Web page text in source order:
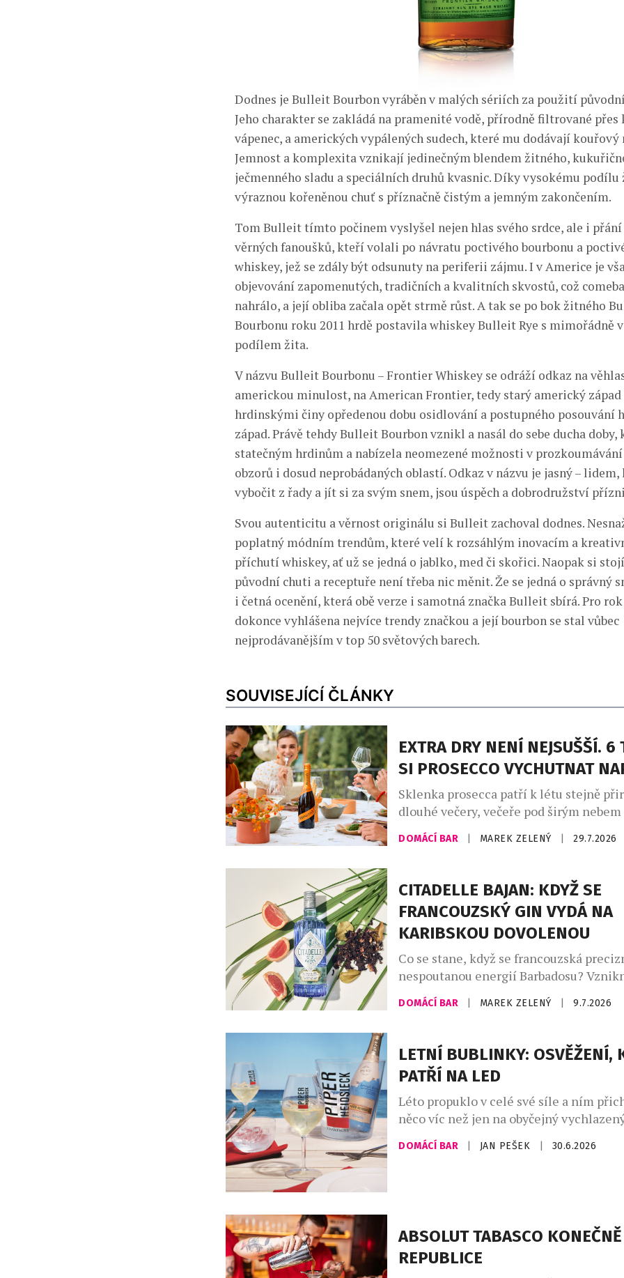
Dodnes je Bulleit Bourbon vyráběn v malých sériích za použití
Jeho charakter se zakládá na pramenité vodě, přírodně filtrované přes
vápenec, a amerických vypálených sudech, které mu dodávají kouřový
Jemnost a komplexita vznikají jedinečným blendem žitného,
ječmenného sladu a speciálních druhů kvasnic. Díky vysokému podílu
výraznou kořeněnou chuť s příznačně čistým a jemným zakončením.
Tom Bulleit tímto počinem vyslyšel nejen hlas svého srdce, ale i přání
věrných fanoušků, kteří volali po návratu poctivého bourbonu a
whiskey, jež se zdály být odsunuty na periferii zájmu. I v Americe je
objevování zapomenutých, tradičních a kvalitních skvostů, což
nahrálo, a její obliba začala opět strmě růst. A tak se po bok žitného
Bourbonu roku 2011 hrdě postavila whiskey Bulleit Rye s mimořádně
podílem žita.
V názvu Bulleit Bourbonu – Frontier Whiskey se odráží odkaz na
americkou minulost, na American Frontier, tedy starý americký západ
hrdinskými činy opředenou dobu osidlování a postupného posouvání
západ. Právě tehdy Bulleit Bourbon vznikl a nasál do sebe ducha doby,
statečným hrdinům a nabízela neomezené možnosti v prozkoumávání
obzorů i dosud neprobádaných oblastí. Odkaz v názvu je jasný – lidem,
vybočit z řady a jít si za svým snem, jsou úspěch a dobrodružství
Svou autenticitu a věrnost originálu si Bulleit zachoval dodnes.
poplatný módním trendům, které velí k rozsáhlým inovacím a
příchutí whiskey, ať už se jedná o jablko, med či skořici. Naopak si stojí
původní chuti a receptuře není třeba nic měnit. Že se jedná o správný
i četná ocenění, která obě verze i samotná značka Bulleit sbírá. Pro rok
dokonce vyhlášena nejvíce trendy značkou a její bourbon se stal vůbec
nejprodávanějším v top 50 světových barech.
SOUVISEJÍCÍ ČLÁNKY
EXTRA DRY NENÍ NEJSUŠŠÍ. 6
SI PROSECCO VYCHUTNAT
Sklenka prosecca patří k létu stejně
dlouhé večery, večeře pod širým nebem
setkání s přáteli. Své pevné místo si
našich skleničkách. Česká republika je
jemně perlivého frizzante jí patří
místo. Mezinárodní den prosecca, který
připadá na […]
DOMÁCÍ BAR MAREK ZELENÝ 29.7.2026
CITADELLE BAJAN: KDYŽ SE
FRANCOUZSKÝ GIN VYDÁ NA
KARIBSKOU DOVOLENOU
Co se stane, když se francouzská
nespoutanou energií Barbadosu?
Bajan – limitovaná edice ginu, která
francouzská elegance si umí zout boty a
ostrova, kde se zrodil rum. Výsledkem je
nejzajímavějších novinek letošního
DOMÁCÍ BAR MAREK ZELENÝ 9.7.2026
LETNÍ BUBLINKY: OSVĚŽENÍ,
PATŘÍ NA LED
Léto propuklo v celé své síle a ním
něco víc než jen na obyčejný vychlazený
Champagne Riviera Demi Sec a Anna
Ice Edition ukazují, že šumivá vína
DOMÁCÍ BAR JAN PEŠEK 30.6.2026
ABSOLUT TABASCO KONEČNĚ
REPUBLICE